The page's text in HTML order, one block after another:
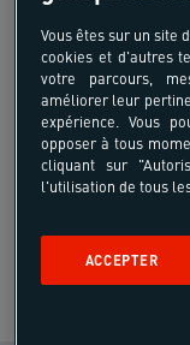
-5%
Vous êtes sur un site
cookies et d'autres
votre parcours,
améliorer leur
expérience. Vous
opposer à tous
cliquant sur
l'utilisation de tous
ACCEPTER